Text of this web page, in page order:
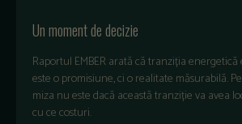
Un moment de decizie
Raportul EMBER arată că tranziția
este o promisiune, ci o realitate măsurabilă.
miza nu este dacă această tranziție va avea
cu ce costuri.